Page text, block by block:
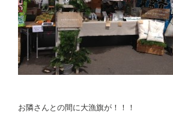
お隣さんとの間に大漁旗が！！！